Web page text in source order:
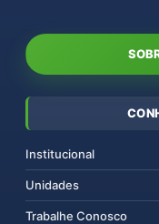
Institucional
Unidades
Trabalhe Conosco